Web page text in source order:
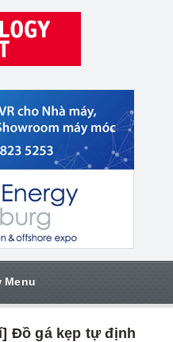
Menu
Đồ gá kẹp tự định